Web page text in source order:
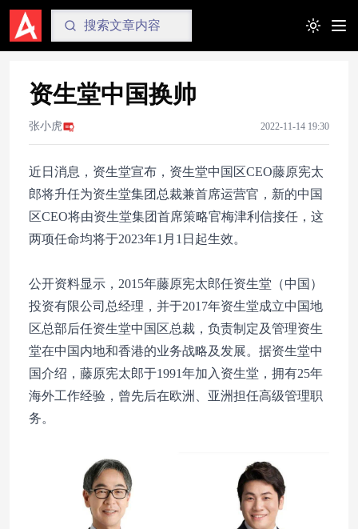
Toggle
资生堂中国换帅
张小虎 2022-11-14 19:30
近日消息，资生堂宣布，资生堂中国区CEO藤原宪太
郎将升任为资生堂集团总裁兼首席运营官，新的中国
区CEO将由资生堂集团首席策略官梅津利信接任，这
两项任命均将于2023年1月1日起生效。
公开资料显示，2015年藤原宪太郎任资生堂（中国）
投资有限公司总经理，并于2017年资生堂成立中国地
区总部后任资生堂中国区总裁，负责制定及管理资生
堂在中国内地和香港的业务战略及发展。据资生堂中
国介绍，藤原宪太郎于1991年加入资生堂，拥有25年
海外工作经验，曾先后在欧洲、亚洲担任高级管理职
务。